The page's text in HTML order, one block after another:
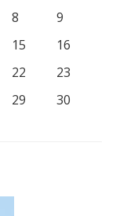
8
9
15
16
22
23
29
30